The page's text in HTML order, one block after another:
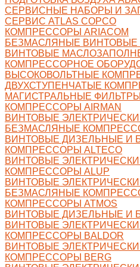
СЕРВИСНЫЕ НАБОРЫ И
СЕРВИС ATLAS COPCO
КОМПРЕССОРЫ ARIACOM
БЕЗМАСЛЯНЫЕ
ВИНТОВЫЕ
КОМПРЕССОРНОЕ
ВЫСОКОВОЛЬТНЫЕ
ДВУХСТУПЕНЧАТЫЕ
МАГИСТРАЛЬНЫЕ
КОМПРЕССОРЫ AIRMAN
ВИНТОВЫЕ
БЕЗМАСЛЯНЫЕ
ВИНТОВЫЕ ДИЗЕЛЬНЫЕ И
КОМПРЕССОРЫ ALTECO
ВИНТОВЫЕ
КОМПРЕССОРЫ ALUP
ВИНТОВЫЕ
БЕЗМАСЛЯНЫЕ
КОМПРЕССОРЫ ATMOS
ВИНТОВЫЕ ДИЗЕЛЬНЫЕ И
ВИНТОВЫЕ
КОМПРЕССОРЫ BALDOR
ВИНТОВЫЕ
КОМПРЕССОРЫ BERG